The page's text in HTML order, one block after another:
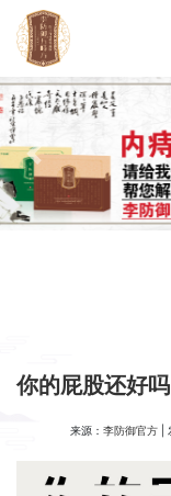
你的屁股还好吗
来源： 李防御官方|